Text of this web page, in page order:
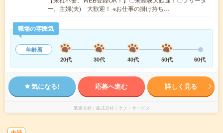
ー、主婦(夫) 大歓迎！ ※お仕事の掛け持ち…
職場の雰囲気
年齢層
20代
30代 40代 50代 60代
気になる! 応募へ進む 詳しく見る
派遣会社 株式会社テクノ・サービス